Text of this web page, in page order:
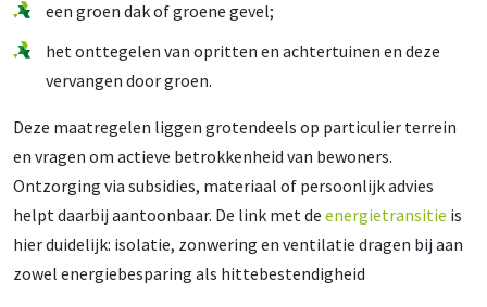
een groen dak of groene gevel;
het onttegelen van opritten en achtertuinen en deze
vervangen door groen.
Deze maatregelen liggen grotendeels op particulier terrein
en vragen om actieve betrokkenheid van bewoners.
Ontzorging via subsidies, materiaal of persoonlijk advies
helpt daarbij aantoonbaar. De link met de energietransitie is
hier duidelijk: isolatie, zonwering en ventilatie dragen bij aan
zowel energiebesparing als hittebestendigheid